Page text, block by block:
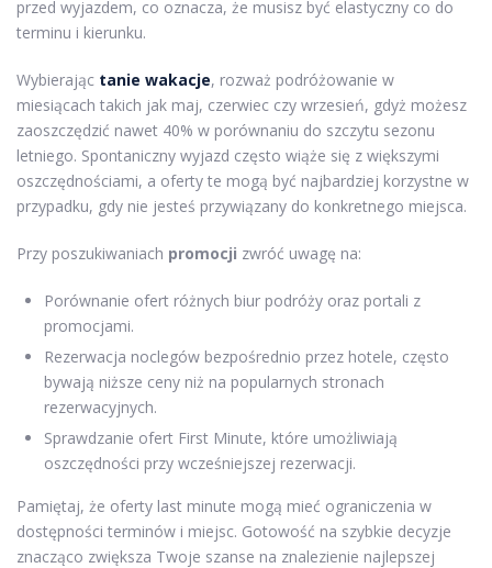
przed wyjazdem, co oznacza, że musisz być elastyczny co do
terminu i kierunku.
Wybierając tanie wakacje, rozważ podróżowanie w
miesiącach takich jak maj, czerwiec czy wrzesień, gdyż możesz
zaoszczędzić nawet 40% w porównaniu do szczytu sezonu
letniego. Spontaniczny wyjazd często wiąże się z większymi
oszczędnościami, a oferty te mogą być najbardziej korzystne w
przypadku, gdy nie jesteś przywiązany do konkretnego miejsca.
Przy poszukiwaniach promocji zwróć uwagę na:
Porównanie ofert różnych biur podróży oraz portali z
promocjami.
Rezerwacja noclegów bezpośrednio przez hotele, często
bywają niższe ceny niż na popularnych stronach
rezerwacyjnych.
Sprawdzanie ofert First Minute, które umożliwiają
oszczędności przy wcześniejszej rezerwacji.
Pamiętaj, że oferty last minute mogą mieć ograniczenia w
dostępności terminów i miejsc. Gotowość na szybkie decyzje
znacząco zwiększa Twoje szanse na znalezienie najlepszej